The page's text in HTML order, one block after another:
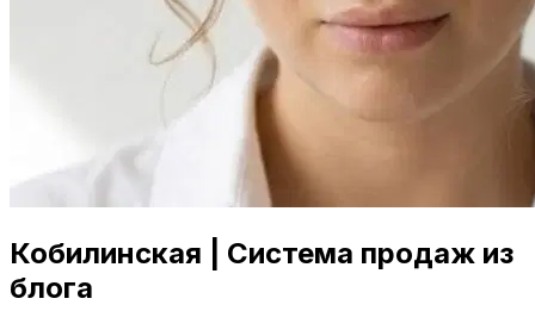
Кобилинская | Система продаж из
блога